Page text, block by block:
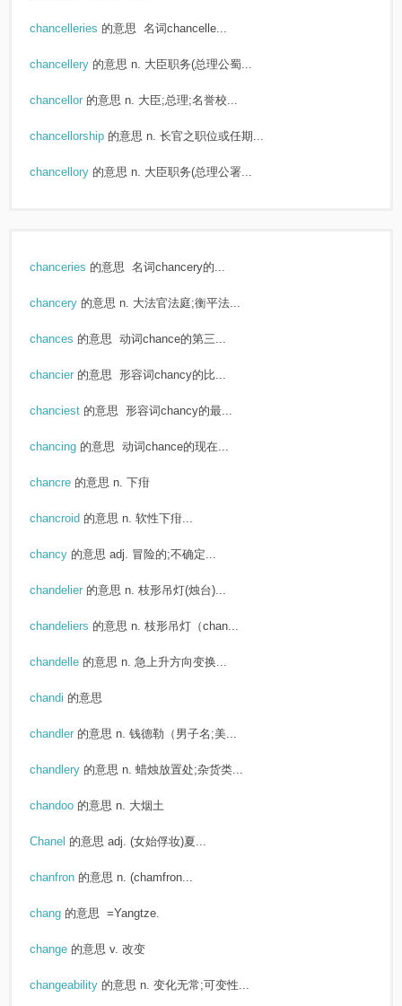
chancelleries 的意思 名词chancelle...
chancellery 的意思 n. 大臣职务(总理公蜀...
chancellor 的意思 n. 大臣;总理;名誉校...
chancellorship 的意思 n. 长官之职位或任期...
chancellory 的意思 n. 大臣职务(总理公署...
chanceries 的意思 名词chancery的...
chancery 的意思 n. 大法官法庭;衡平法...
chances 的意思 动词chance的第三...
chancier 的意思 形容词chancy的比...
chanciest 的意思 形容词chancy的最...
chancing 的意思 动词chance的现在...
chancre 的意思 n. 下疳
chancroid 的意思 n. 软性下疳...
chancy 的意思 adj. 冒险的;不确定...
chandelier 的意思 n. 枝形吊灯(烛台)...
chandeliers 的意思 n. 枝形吊灯（chan...
chandelle 的意思 n. 急上升方向变换...
chandi 的意思
chandler 的意思 n. 钱德勒（男子名;美...
chandlery 的意思 n. 蜡烛放置处;杂货类...
chandoo 的意思 n. 大烟土
Chanel 的意思 adj. (女始俘妆)夏...
chanfron 的意思 n. (chamfron...
chang 的意思 =Yangtze.
change 的意思 v. 改变
changeability 的意思 n. 变化无常;可变性...